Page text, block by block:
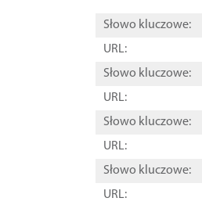
Słowo kluczowe:
URL:
Słowo kluczowe:
URL:
Słowo kluczowe:
URL:
Słowo kluczowe:
URL: